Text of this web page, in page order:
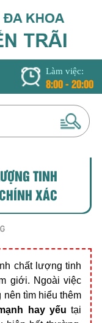
Làm việc:
8:00 - 20:00
TINH
XÁC
chất lượng tinh
giới. Ngoài việc
nên tìm hiểu thêm
hay yếu tại